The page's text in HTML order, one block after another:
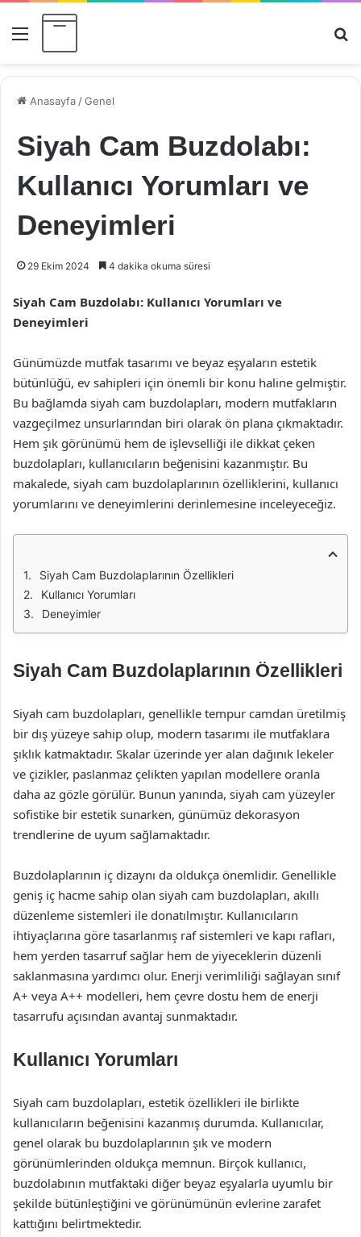
Menü
Anasayfa /Genel
Siyah Cam Buzdolabı:
Kullanıcı Yorumları ve
Deneyimleri
29 Ekim 2024 4 dakika okuma süresi
Siyah Cam Buzdolabı: Kullanıcı Yorumları ve
Deneyimleri
Günümüzde mutfak tasarımı ve beyaz eşyaların estetik
bütünlüğü, ev sahipleri için önemli bir konu haline gelmiştir.
Bu bağlamda siyah cam buzdolapları, modern mutfakların
vazgeçilmez unsurlarından biri olarak ön plana çıkmaktadır.
Hem şık görünümü hem de işlevselliği ile dikkat çeken
buzdolapları, kullanıcıların beğenisini kazanmıştır. Bu
makalede, siyah cam buzdolaplarının özelliklerini, kullanıcı
yorumlarını ve deneyimlerini derinlemesine inceleyeceğiz.
Siyah Cam Buzdolaplarının Özellikleri
Kullanıcı Yorumları
Deneyimler
Siyah Cam Buzdolaplarının Özellikleri
Siyah cam buzdolapları, genellikle tempur camdan üretilmiş
bir dış yüzeye sahip olup, modern tasarımı ile mutfaklara
şıklık katmaktadır. Skalar üzerinde yer alan dağınık lekeler
ve çizikler, paslanmaz çelikten yapılan modellere oranla
daha az gözle görülür. Bunun yanında, siyah cam yüzeyler
sofistike bir estetik sunarken, günümüz dekorasyon
trendlerine de uyum sağlamaktadır.
Buzdolaplarının iç dizaynı da oldukça önemlidir. Genellikle
geniş iç hacme sahip olan siyah cam buzdolapları, akıllı
düzenleme sistemleri ile donatılmıştır. Kullanıcıların
ihtiyaçlarına göre tasarlanmış raf sistemleri ve kapı rafları,
hem yerden tasarruf sağlar hem de yiyeceklerin düzenli
saklanmasına yardımcı olur. Enerji verimliliği sağlayan sınıf
A+ veya A++ modelleri, hem çevre dostu hem de enerji
tasarrufu açısından avantaj sunmaktadır.
Kullanıcı Yorumları
Siyah cam buzdolapları, estetik özellikleri ile birlikte
kullanıcıların beğenisini kazanmış durumda. Kullanıcılar,
genel olarak bu buzdolaplarının şık ve modern
görünümlerinden oldukça memnun. Birçok kullanıcı,
buzdolabının mutfaktaki diğer beyaz eşyalarla uyumlu bir
şekilde bütünleştiğini ve görünümünün evlerine zarafet
kattığını belirtmektedir.